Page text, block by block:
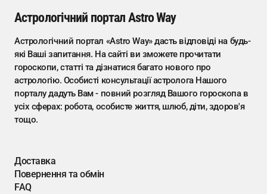
Астрологічний портал Astro Way
Астрологічний портал «Astro Way» дасть відповіді на будь-
які Ваші запитання. На сайті ви зможете прочитати
гороскопи, статті та дізнатися багато нового про
астрологію. Особисті консультації астролога Нашого
порталу дадуть Вам - повний розгляд Вашого гороскопа в
усіх сферах: робота, особисте життя, шлюб, діти, здоров'я
тощо.
Доставка
Повернення та обмін
FAQ